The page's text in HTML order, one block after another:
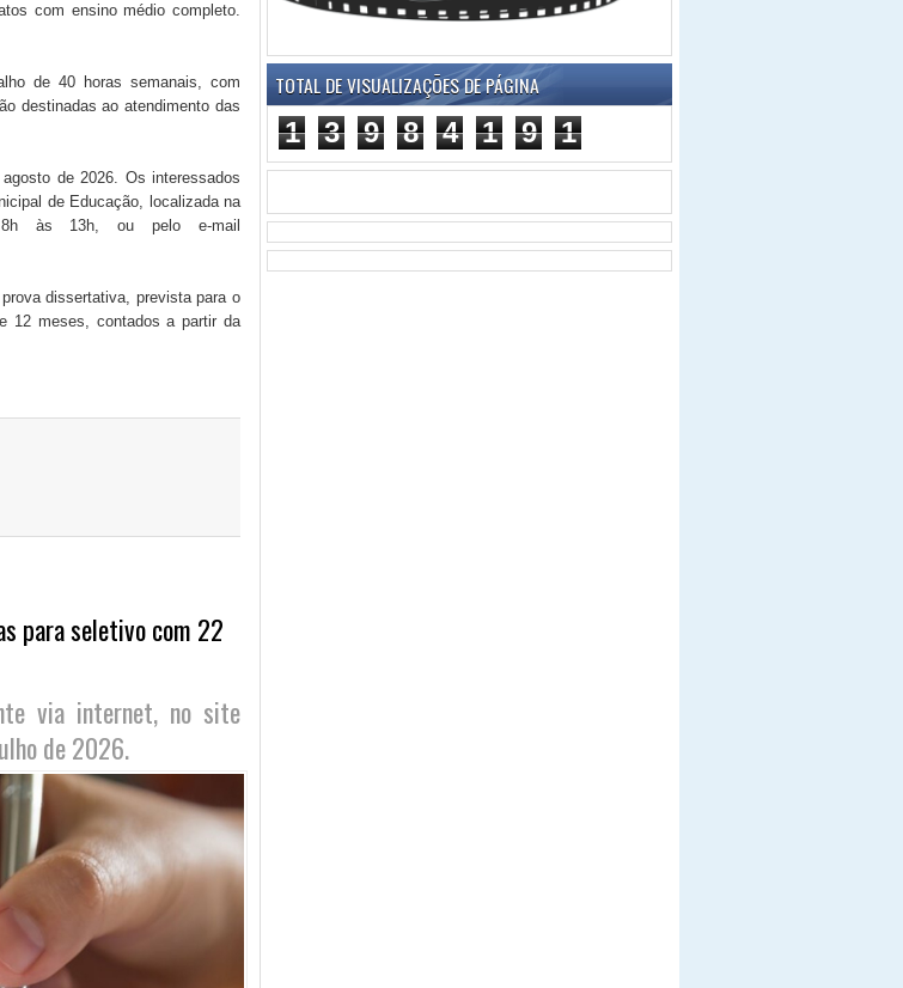
com ensino médio completo.
de 40 horas semanais, com
destinadas ao atendimento das
de 2026. Os interessados
de Educação, localizada na
às 13h, ou pelo e-mail
dissertativa, prevista para o
12 meses, contados a partir da
para seletivo com 22
via internet, no site
de 2026.
TOTAL DE VISUALIZAÇÕES DE PÁGINA
1 3 9 8 4 1 9 1